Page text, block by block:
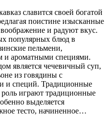
славится своей богатой
поистине изысканные
и радуют вкус.
популярных блюд в
пельмени,
и ароматными специями.
является чечевичный суп,
из говядины с
и специй. Традиционные
играют традиционные
выделяется
тесто, начиненное…